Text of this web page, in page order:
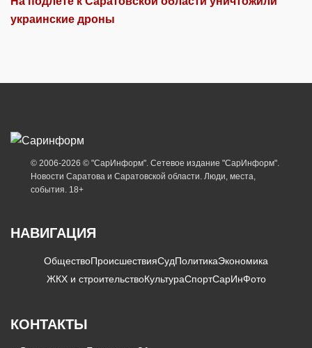
украинские дроны
© 2006-2026 © "СарИнформ". Сетевое издание "СарИнформ".
Новости Саратова и Саратовской области. Люди, места,
события. 18+
НАВИГАЦИЯ
ОбществоПроисшествияСудПолитикаЭкономика
ЖКХ и строительствоКультураСпортСарИнФото
КОНТАКТЫ